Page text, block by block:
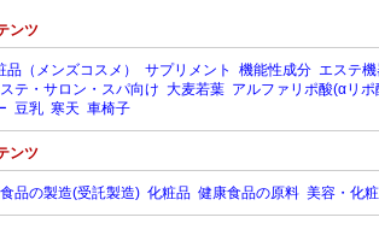
ンツ
品（メンズコスメ） サプリメント 機能性成分 エステ
テ・サロン・スパ向け 大麦若葉 アルファリポ酸(αリポ
豆乳 寒天 車椅子
ンツ
品の製造(受託製造) 化粧品 健康食品の原料 美容・化